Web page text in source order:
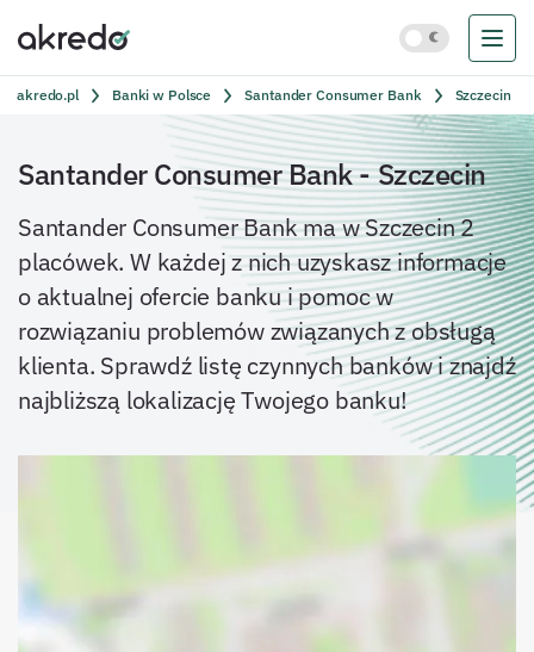
akredo.pl Banki w Polsce Santander Consumer Bank Szczecin
Santander Consumer Bank-Szczecin
Santander Consumer Bankma wSzczecin2
placówek. W każdej z nich uzyskasz informacje
o aktualnej ofercie banku i pomoc w
rozwiązaniu problemów związanych z obsługą
klienta. Sprawdź listę czynnych banków i znajdź
najbliższą lokalizację Twojego banku!